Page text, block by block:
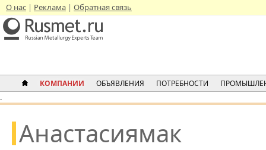
О нас Реклама Обратная связь
КОМПАНИИ ОБЪЯВЛЕНИЯ ПОТРЕБНОСТИ
.
Анастасиямак